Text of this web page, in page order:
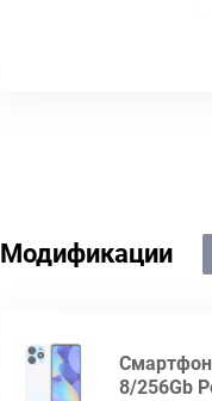
Модификации
Смартфон
8/256Gb